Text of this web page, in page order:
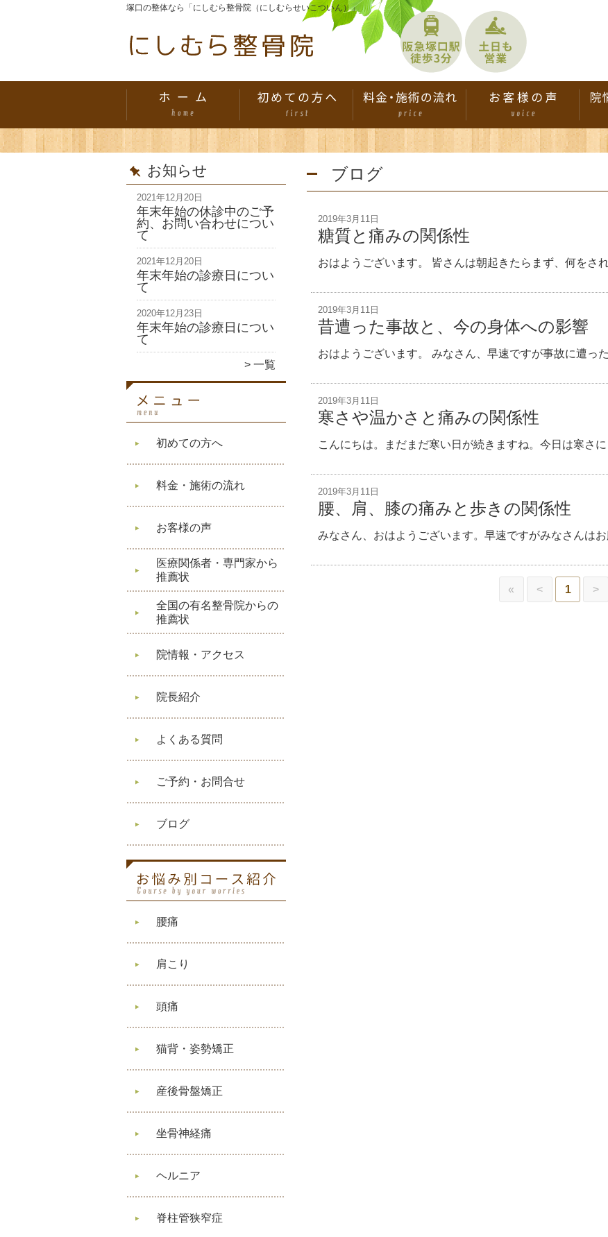
塚口の整体なら「にしむら整骨院（にしむらせいこついん）」
お知らせ
2021年12月20日
年末年始の休診中のご予
約、お問い合わせについ
て
2021年12月20日
年末年始の診療日につい
て
2020年12月23日
年末年始の診療日につい
て
一覧
初めての方へ
料金・施術の流れ
お客様の声
医療関係者・専門家から
推薦状
全国の有名整骨院からの
推薦状
院情報・アクセス
院長紹介
よくある質問
ご予約・お問合せ
ブログ
腰痛
肩こり
頭痛
猫背・姿勢矯正
産後骨盤矯正
坐骨神経痛
ヘルニア
脊柱管狭窄症
ブログ
2019年3月11日
糖質と痛みの関係性
おはようございます。 皆さんは朝起きたらまず、何をさ
2019年3月11日
昔遭った事故と、今の身体への影響
おはようございます。 みなさん、早速ですが事故に遭っ
2019年3月11日
寒さや温かさと痛みの関係性
こんにちは。まだまだ寒い日が続きますね。今日は寒さ
2019年3月11日
腰、肩、膝の痛みと歩きの関係性
みなさん、おはようございます。早速ですがみなさんは
« < 1 >